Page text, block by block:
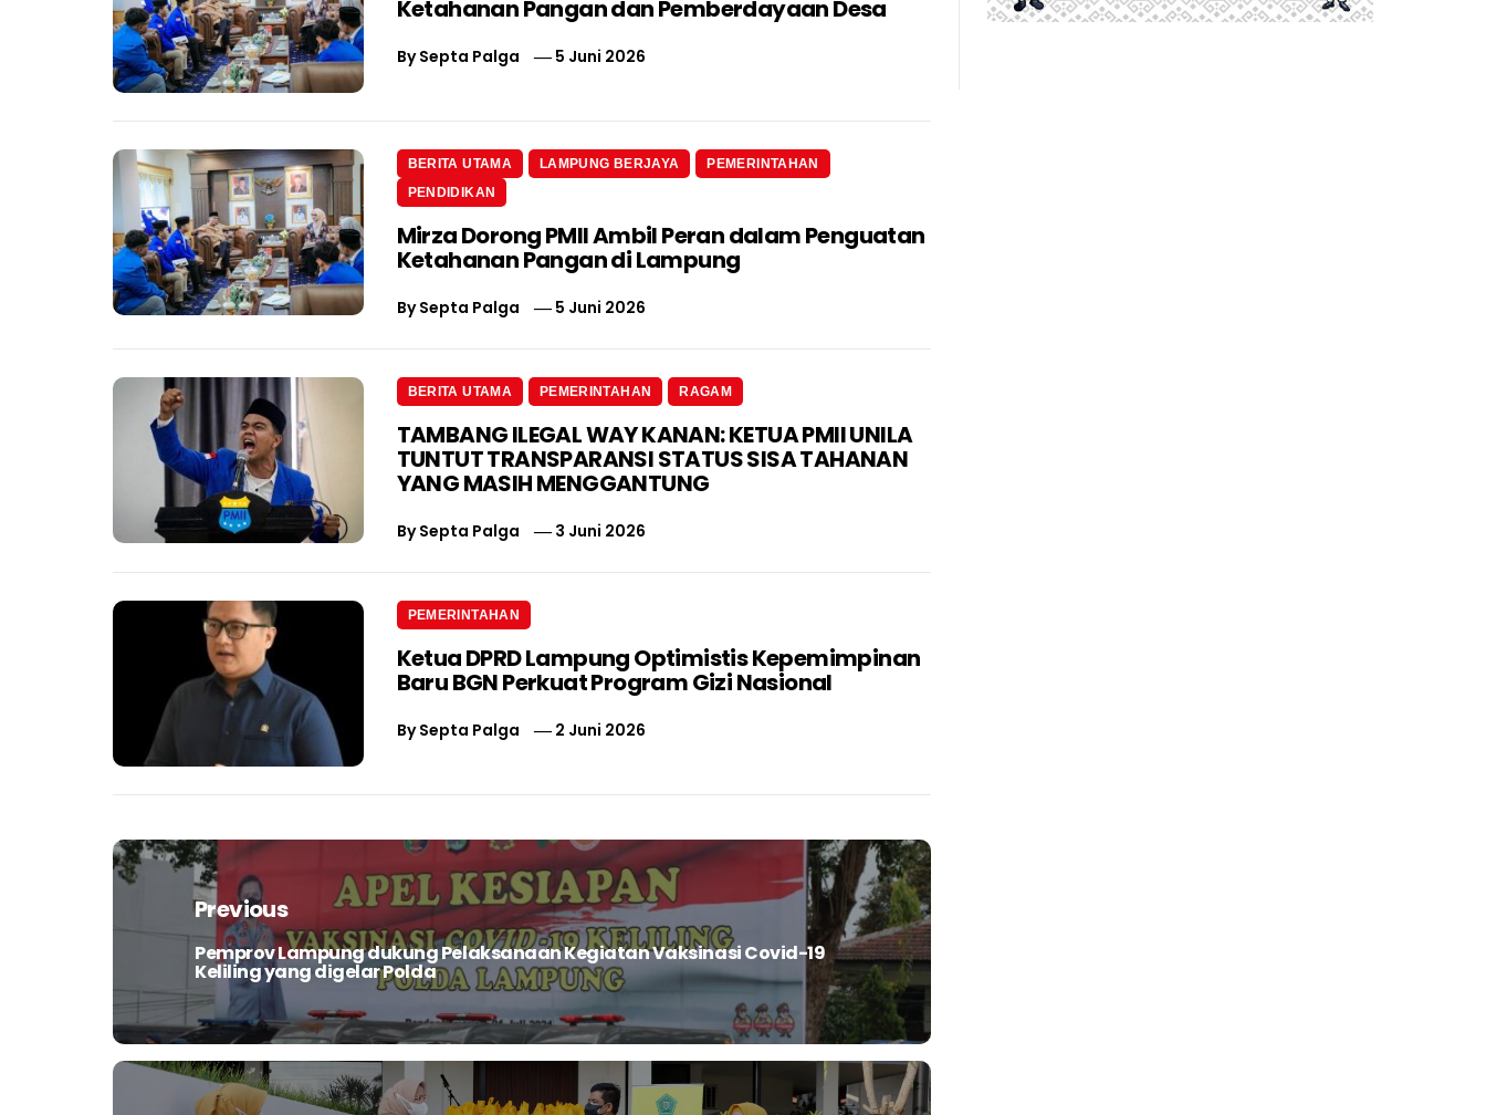
Ketahanan Pangan dan Pemberdayaan Desa
BySepta Palga 5 Juni 2026
BERITA UTAMA LAMPUNG BERJAYA
PEMERINTAHAN
PENDIDIKAN
Mirza Dorong PMII Ambil Peran dalam Penguatan
Ketahanan Pangan di Lampung
BySepta Palga 5 Juni 2026
BERITA UTAMA PEMERINTAHAN RAGAM
TAMBANG ILEGAL WAY KANAN: KETUA PMII UNILA
TUNTUT TRANSPARANSI STATUS SISA TAHANAN
YANG MASIH MENGGANTUNG
BySepta Palga 3 Juni 2026
PEMERINTAHAN
Ketua DPRD Lampung Optimistis Kepemimpinan
Baru BGN Perkuat Program Gizi Nasional
BySepta Palga 2 Juni 2026
Navigasi
pos
Previous
Previous
post:
Pemprov Lampung dukung Pelaksanaan Kegiatan Vaksinasi Covid-19
Keliling yang digelar Polda